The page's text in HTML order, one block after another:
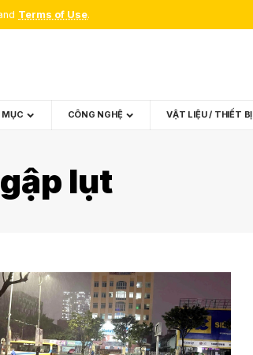
Terms of Use.
MỤC CÔNG NGHỆ VẬT LIỆU / THIẾT BỊ
lụt